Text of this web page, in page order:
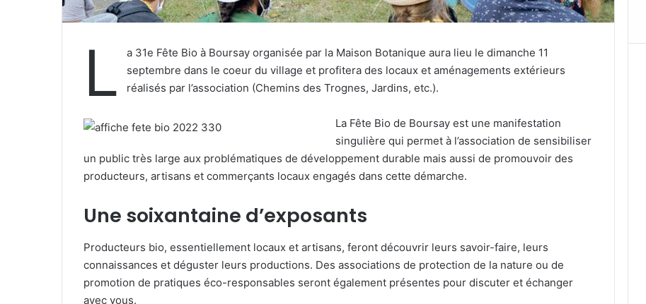
L
a 31e Fête Bio à Boursay organisée par la Maison Botanique aura lieu le dimanche 11
septembre dans le coeur du village et profitera des locaux et aménagements extérieurs
réalisés par l’association (Chemins des Trognes, Jardins, etc.).
La Fête Bio de Boursay est une manifestation
singulière qui permet à l’association de sensibiliser
un public très large aux problématiques de développement durable mais aussi de promouvoir des
producteurs, artisans et commerçants locaux engagés dans cette démarche.
Une soixantaine d’exposants
Producteurs bio, essentiellement locaux et artisans, feront découvrir leurs savoir-faire, leurs
connaissances et déguster leurs productions. Des associations de protection de la nature ou de
promotion de pratiques éco-responsables seront également présentes pour discuter et échanger
avec vous.